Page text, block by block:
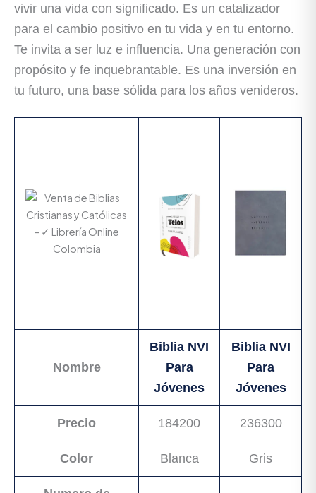
vivir una vida con significado. Es un catalizador
para el cambio positivo en tu vida y en tu entorno.
Te invita a ser luz e influencia. Una generación con
propósito y fe inquebrantable. Es una inversión en
tu futuro, una base sólida para los años venideros.
Nombre
Biblia NVI
Para
Jóvenes
Biblia NVI
Para
Jóvenes
Precio 184200 236300
Color Blanca Gris